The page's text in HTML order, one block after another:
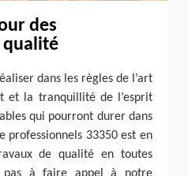
des
qualité
dans les règles de l’art
et la tranquillité de l’esprit
qui pourront durer dans
professionnels 33350 est en
de qualité en toutes